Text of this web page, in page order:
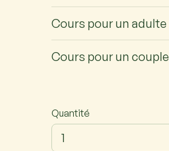
Cours pour un adulte
Cours pour un couple
Quantité